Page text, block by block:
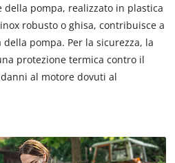
pompa, realizzato in plastica
robusto o ghisa, contribuisce a
pompa. Per la sicurezza, la
protezione termica contro il
al motore dovuti al